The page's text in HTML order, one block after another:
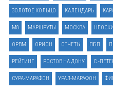
ЗОЛОТОЕ КОЛЬЦО КАЛЕНДАРЬ
М8 МАРШРУТЫ МОСКВА
ОРВМ ОРИОН ОТЧЕТЫ ПБП
РЕЙТИНГ РОСТОВ НА ДОНУ С.-
СУРА-МАРАФОН УРАЛ-МАРАФОН